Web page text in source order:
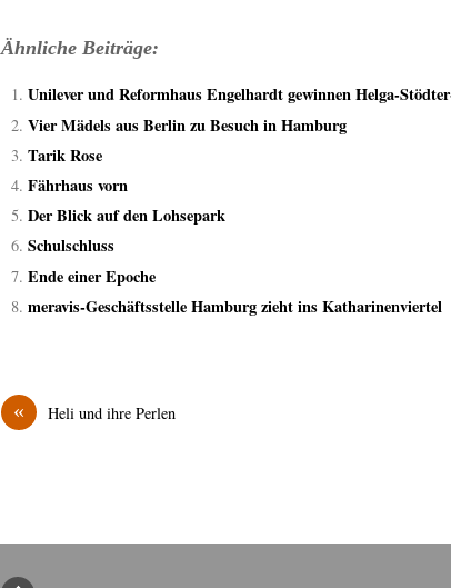
Ähnliche Beiträge:
Unilever und Reformhaus Engelhardt gewinnen Helga-
Vier Mädels aus Berlin zu Besuch in Hamburg
Tarik Rose
Fährhaus vorn
Der Blick auf den Lohsepark
Schulschluss
Ende einer Epoche
meravis-Geschäftsstelle Hamburg zieht ins Katharinenviertel
« Heli und ihre Perlen